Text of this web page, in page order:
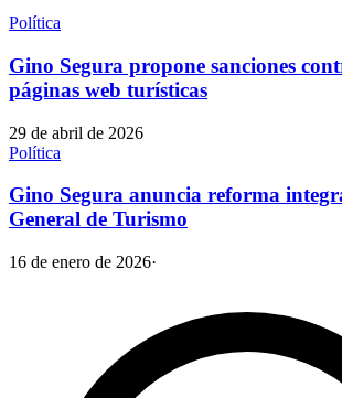
Política
Gino Segura propone sanciones
páginas web turísticas
29 de abril de 2026
Política
Gino Segura anuncia reforma
General de Turismo
16 de enero de 2026·